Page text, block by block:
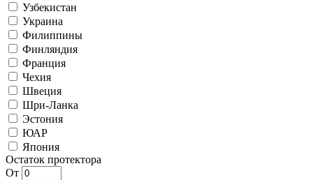
Узбекистан
Украина
Филиппины
Финляндия
Франция
Чехия
Швеция
Шри-Ланка
Эстония
ЮАР
Япония
Остаток протектора
От